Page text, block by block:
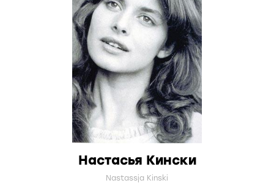
Настасья Кински
Nastassja Kinski